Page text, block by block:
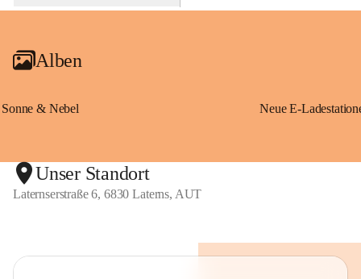
Alben
Sonne & Nebel
Unser Standort
Laternserstraße 6, 6830 Laterns, AUT